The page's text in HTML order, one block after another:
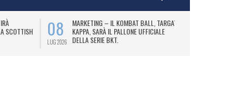
SCOTTISH
08
LUG 2026
MARKETING – IL KOMBAT BALL, TARGATO
KAPPA, SARÀ IL PALLONE UFFICIALE
DELLA SERIE BKT.